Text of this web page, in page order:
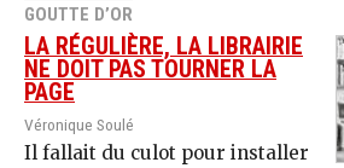
GOUTTE D’OR
LA RÉGULIÈRE, LA LIBRAIRIE
NE DOIT PAS TOURNER LA
PAGE
Véronique Soulé
Il fallait du culot pour installer